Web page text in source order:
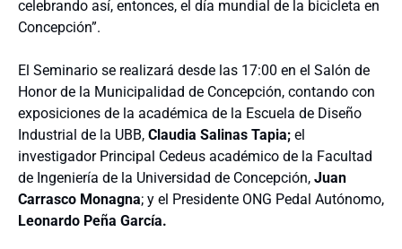
celebrando así, entonces, el día mundial de la bicicleta en
Concepción”.
El Seminario se realizará desde las 17:00 en el Salón de
Honor de la Municipalidad de Concepción, contando con
exposiciones de la académica de la Escuela de Diseño
Industrial de la UBB, Claudia Salinas Tapia; el
investigador Principal Cedeus académico de la Facultad
de Ingeniería de la Universidad de Concepción, Juan
Carrasco Monagna; y el Presidente ONG Pedal Autónomo,
Leonardo Peña García.